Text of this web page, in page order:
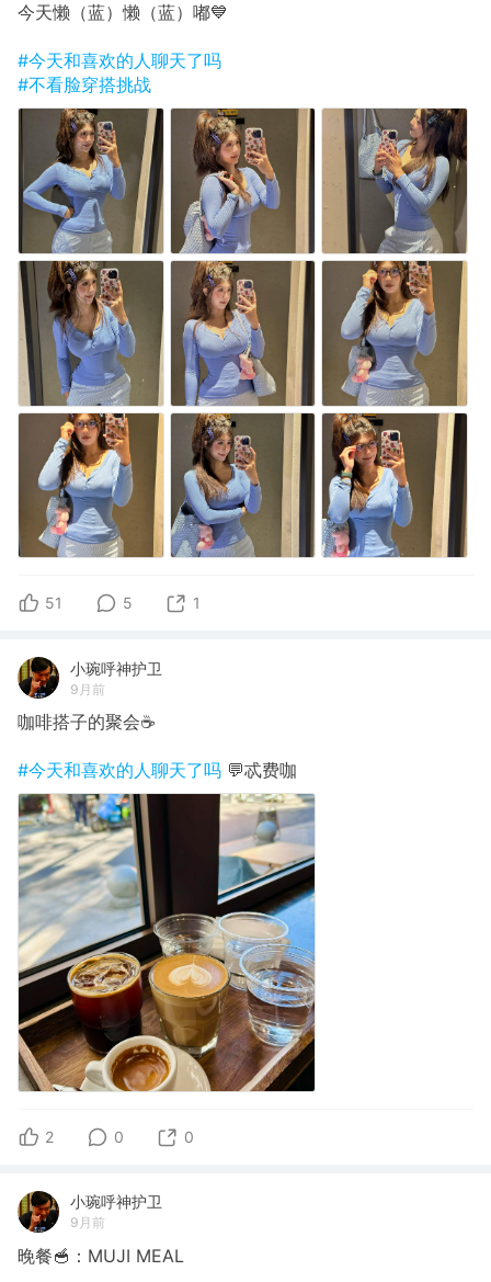
今天懒（蓝）懒（蓝）嘟💙
#今天和喜欢的人聊天了吗
#不看脸穿搭挑战
51 5 1
小琬呼神护卫
9月前
咖啡搭子的聚会☕️
#今天和喜欢的人聊天了吗 💬忒费咖
2 0 0
小琬呼神护卫
9月前
晚餐🥣：MUJI MEAL